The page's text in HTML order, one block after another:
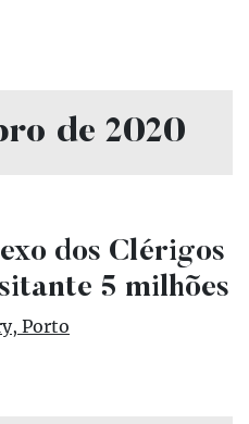
de 2020
dos Clérigos
5 milhões
Porto